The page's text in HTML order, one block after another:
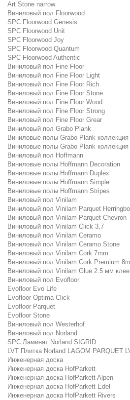
Art Stone narrow
Виниловый пол Floorwood
SPC Floorwood Genesis
SPC Floorwood Unit
SPC Floorwood Joy
SPC Floorwood Quantum
SPC Floorwood Authentic
Виниловый пол Fine Floor
Виниловый пол Fine Floor Light
Виниловый пол Fine Floor Rich
Виниловый пол Fine Floor Stone
Виниловый пол Fine Floor Wood
Виниловый пол Fine Floor Strong
Виниловый пол Fine Floor Grear
Виниловый пол Grabo Plank
Виниловые полы Grabo Plank
Виниловые полы Grabo Plank коллекция
Виниловый пол Hoffmann
Виниловые полы Hoffmann Decoration
Виниловые полы Hoffmann Duplex
Виниловые полы Hoffmann Simple
Виниловые полы Hoffmann Stripes
Виниловый пол Vinilam
Виниловый пол Vinilam Parquet
Виниловый пол Vinilam Parquet Chevron
Виниловый пол Vinilam Click 3,7
Виниловый пол Vinilam Ceramo
Виниловый пол Vinilam Ceramo Stone
Виниловый пол Vinilam Cork 7mm
Виниловый пол Vinilam Cork Premium
Виниловый пол Vinilam Glue 2.5 мм
Виниловый пол Evofloor
Evofloor Evo Life
Evofloor Optima Click
Evofloor Parquet
Evofloor Stone
Виниловый пол Westerhof
Виниловый пол Norland
SPC Ламинат Norland SIGRID
LVT Плитка Norland LAGOM PARQUET
Инженерная доска
Инженерная доска HofParkett
Инженерная доска HofParkett Alpen
Инженерная доска HofParkett Edel
Инженерная доска HofParkett Rivers